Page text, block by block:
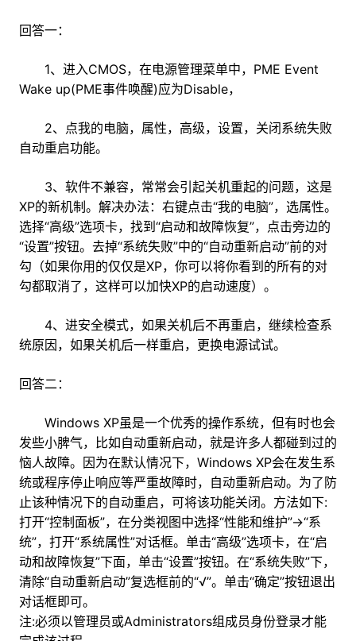
回答一：
1、进入CMOS，在电源管理菜单中，PME Event
Wake up(PME事件唤醒)应为Disable，
2、点我的电脑，属性，高级，设置，关闭系统失败
自动重启功能。
3、软件不兼容，常常会引起关机重起的问题，这是
XP的新机制。解决办法：右键点击“我的电脑”，选属性。
选择“高级”选项卡，找到“启动和故障恢复”，点击旁边的
“设置”按钮。去掉“系统失败”中的“自动重新启动”前的对
勾（如果你用的仅仅是XP，你可以将你看到的所有的对
勾都取消了，这样可以加快XP的启动速度）。
4、进安全模式，如果关机后不再重启，继续检查系
统原因，如果关机后一样重启，更换电源试试。
回答二：
Windows XP虽是一个优秀的操作系统，但有时也会
发些小脾气，比如自动重新启动，就是许多人都碰到过的
恼人故障。因为在默认情况下，Windows XP会在发生系
统或程序停止响应等严重故障时，自动重新启动。为了防
止该种情况下的自动重启，可将该功能关闭。方法如下:
打开“控制面板”，在分类视图中选择“性能和维护”→“系
统”，打开“系统属性”对话框。单击“高级”选项卡，在“启
动和故障恢复”下面，单击“设置”按钮。在“系统失败”下，
清除“自动重新启动”复选框前的“√”。单击“确定”按钮退出
对话框即可。
注:必须以管理员或Administrators组成员身份登录才能